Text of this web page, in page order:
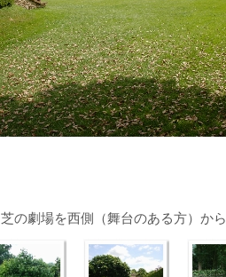
芝の劇場を西側（舞台のある方）か